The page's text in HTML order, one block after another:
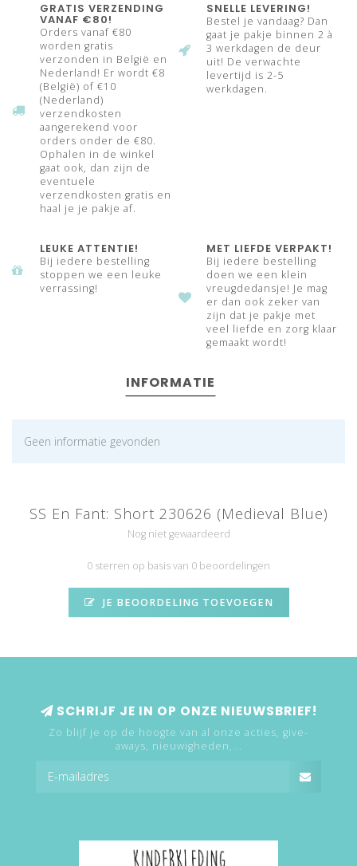
GRATIS VERZENDING
VANAF €80!
Orders vanaf €80
worden gratis
verzonden in België en
Nederland! Er wordt €8
(België) of €10
(Nederland)
verzendkosten
aangerekend voor
orders onder de €80.
Ophalen in de winkel
gaat ook, dan zijn de
eventuele
verzendkosten gratis en
haal je je pakje af.
SNELLE LEVERING!
Bestel je vandaag? Dan
gaat je pakje binnen 2 à
3 werkdagen de deur
uit! De verwachte
levertijd is 2-5
werkdagen.
LEUKE ATTENTIE!
Bij iedere bestelling
stoppen we een leuke
verrassing!
MET LIEFDE VERPAKT!
Bij iedere bestelling
doen we een klein
vreugdedansje! Je mag
er dan ook zeker van
zijn dat je pakje met
veel liefde en zorg klaar
gemaakt wordt!
INFORMATIE
Geen informatie gevonden
SS En Fant: Short 230626 (Medieval Blue)
Nog niet gewaardeerd
0 sterren op basis van 0 beoordelingen
JE BEOORDELING TOEVOEGEN
SCHRIJF JE IN OP ONZE NIEUWSBRIEF!
Zo blijf je op de hoogte van al onze acties, give-
aways, nieuwigheden,...